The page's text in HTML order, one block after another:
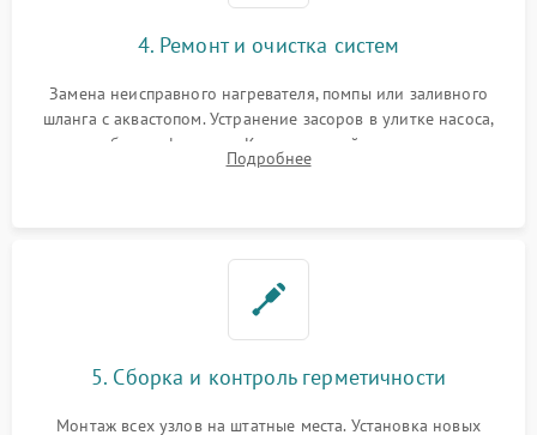
4. Ремонт и очистка систем
Замена неисправного нагревателя, помпы или заливного
шланга с аквастопом. Устранение засоров в улитке насоса,
патрубках и фильтрах. Компонентный ремонт платы
управления, восстановление поврежденной проводки.
Подробнее
5. Сборка и контроль герметичности
Монтаж всех узлов на штатные места. Установка новых